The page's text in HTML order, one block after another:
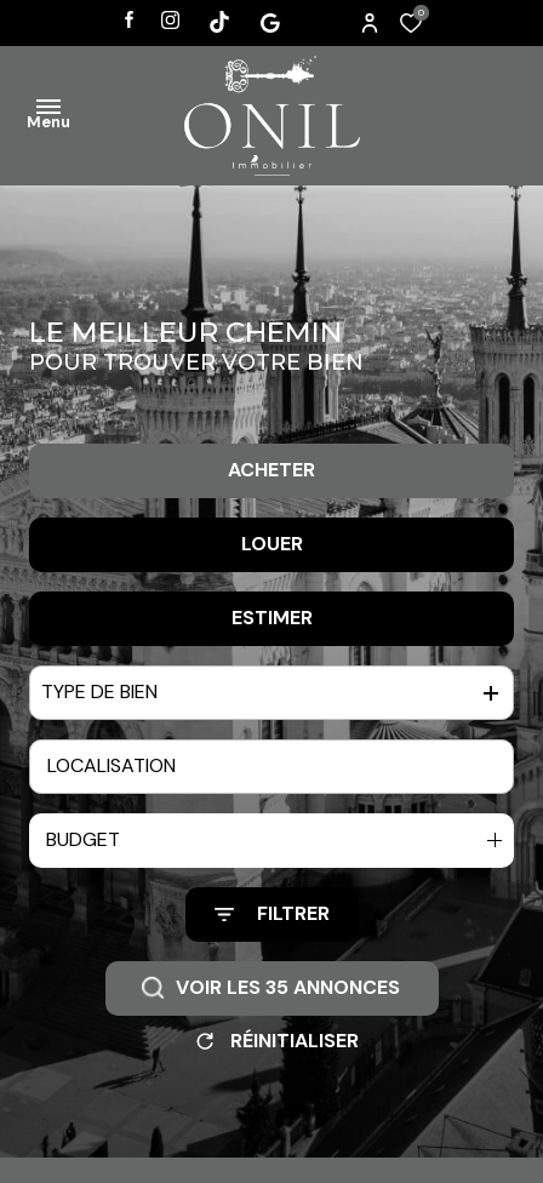
0
Menu
VENTES
AGENCE
ACTUALITÉS
CONTACT
LE MEILLEUR CHEMIN
POUR TROUVER VOTRE BIEN
ACHETER
De l'immo pro
LOUER
ESTIMER
TYPE DE BIEN
BUDGET
FILTRER
VOIR LES 35 ANNONCES
RÉINITIALISER